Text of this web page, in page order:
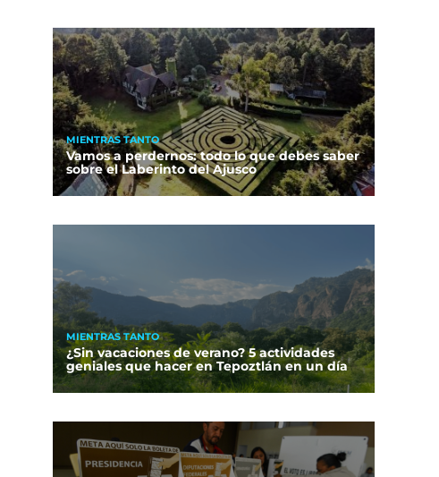
MIENTRAS TANTO
Vamos a perdernos: todo lo que debes saber
sobre el Laberinto del Ajusco
MIENTRAS TANTO
¿Sin vacaciones de verano? 5 actividades
geniales que hacer en Tepoztlán en un día